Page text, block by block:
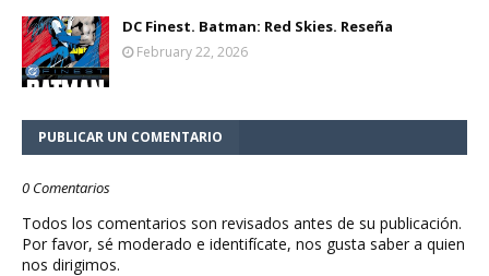
DC Finest. Batman: Red Skies. Reseña
February 22, 2026
PUBLICAR UN COMENTARIO
0 Comentarios
Todos los comentarios son revisados antes de su publicación.
Por favor, sé moderado e identifícate, nos gusta saber a quien
nos dirigimos.